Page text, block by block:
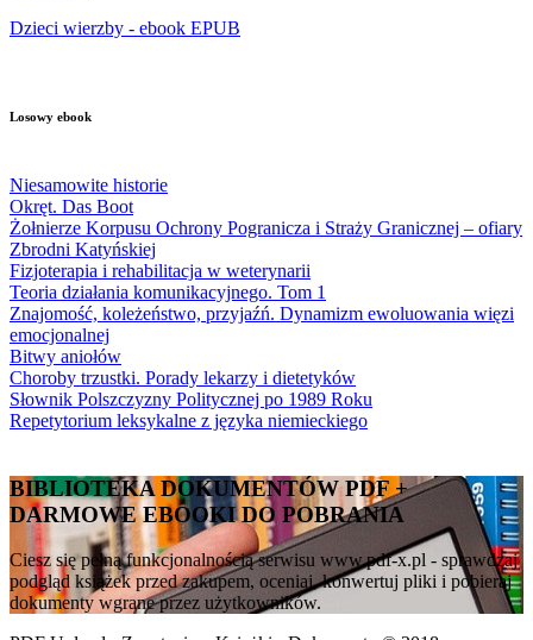
Dzieci wierzby - ebook EPUB
Losowy ebook
Niesamowite historie
Okręt. Das Boot
Żołnierze Korpusu Ochrony Pogranicza i Straży Granicznej – ofiary
Zbrodni Katyńskiej
Fizjoterapia i rehabilitacja w weterynarii
Teoria działania komunikacyjnego. Tom 1
Znajomość, koleżeństwo, przyjaźń. Dynamizm ewoluowania więzi
emocjonalnej
Bitwy aniołów
Choroby trzustki. Porady lekarzy i dietetyków
Słownik Polszczyzny Politycznej po 1989 Roku
Repetytorium leksykalne z języka niemieckiego
BIBLIOTEKA DOKUMENTÓW PDF +
DARMOWE EBOOKI DO POBRANIA
Ciesz się pełną funkcjonalnością serwisu www.pdf-x.pl - sprawdzaj
podgląd książek przed zakupem, oceniaj, konwertuj pliki i pobieraj
dokumenty wgrane przez użytkowników.